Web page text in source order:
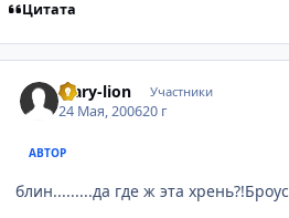
Цитата
Mary-lion Участники
24 Мая, 200620 г
АВТОР
блин.........да где ж эта хрень?!Броус